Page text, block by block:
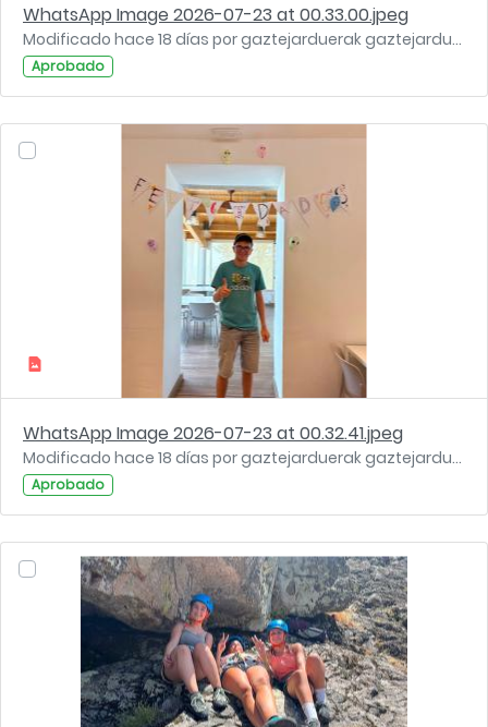
WhatsApp Image 2026-07-23 at 00.33.00.jpeg
Modificado hace 18 días por gaztejarduerak gaztejarduerak.
Aprobado
WhatsApp Image 2026-07-23 at 00.32.41.jpeg
Modificado hace 18 días por gaztejarduerak gaztejarduerak.
Aprobado